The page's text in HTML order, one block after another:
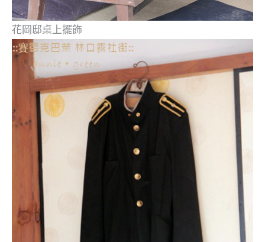
花岡邸桌上擺飾